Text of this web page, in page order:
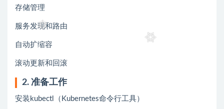
存储管理
服务发现和路由
自动扩缩容
滚动更新和回滚
2. 准备工作
安装kubectl（Kubernetes命令行工具）